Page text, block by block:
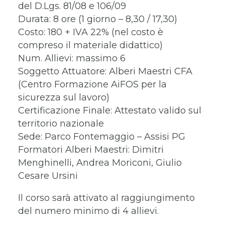
del D.Lgs. 81/08 e 106/09
Durata: 8 ore (1 giorno – 8,30 / 17,30)
Costo: 180 + IVA 22% (nel costo è
compreso il materiale didattico)
Num. Allievi: massimo 6
Soggetto Attuatore: Alberi Maestri CFA
(Centro Formazione AiFOS per la
sicurezza sul lavoro)
Certificazione Finale: Attestato valido sul
territorio nazionale
Sede: Parco Fontemaggio – Assisi PG
Formatori Alberi Maestri: Dimitri
Menghinelli, Andrea Moriconi, Giulio
Cesare Ursini
Il corso sarà attivato al raggiungimento
del numero minimo di 4 allievi.